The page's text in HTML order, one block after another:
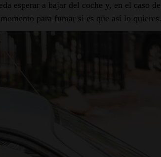
esperar a bajar del coche y, en el caso
para fumar si es que así lo quieres.